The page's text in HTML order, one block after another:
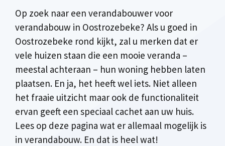
Op zoek naar een verandabouwer voor
verandabouw in Oostrozebeke? Als u goed in
Oostrozebeke rond kijkt, zal u merken dat er
vele huizen staan die een mooie veranda –
meestal achteraan – hun woning hebben laten
plaatsen. En ja, het heeft wel iets. Niet alleen
het fraaie uitzicht maar ook de functionaliteit
ervan geeft een speciaal cachet aan uw huis.
Lees op deze pagina wat er allemaal mogelijk is
in verandabouw. En dat is heel wat!